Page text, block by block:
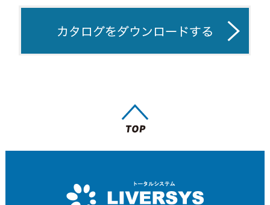
利用いたします。
【個人情報の第三者への開示・提供の禁止】
・法令に基づき開示することが必要である場合
【ご本人の照会】